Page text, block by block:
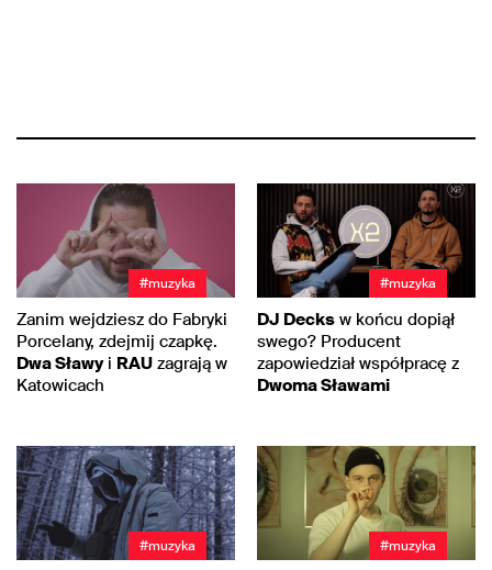
#muzyka
Zanim wejdziesz do Fabryki
Porcelany, zdejmij czapkę.
Dwa Sławyi RAU zagrają w
Katowicach
#muzyka
DJ Decks w końcu dopiął
swego? Producent
zapowiedział współpracę z
Dwoma Sławami
#muzyka #muzyka